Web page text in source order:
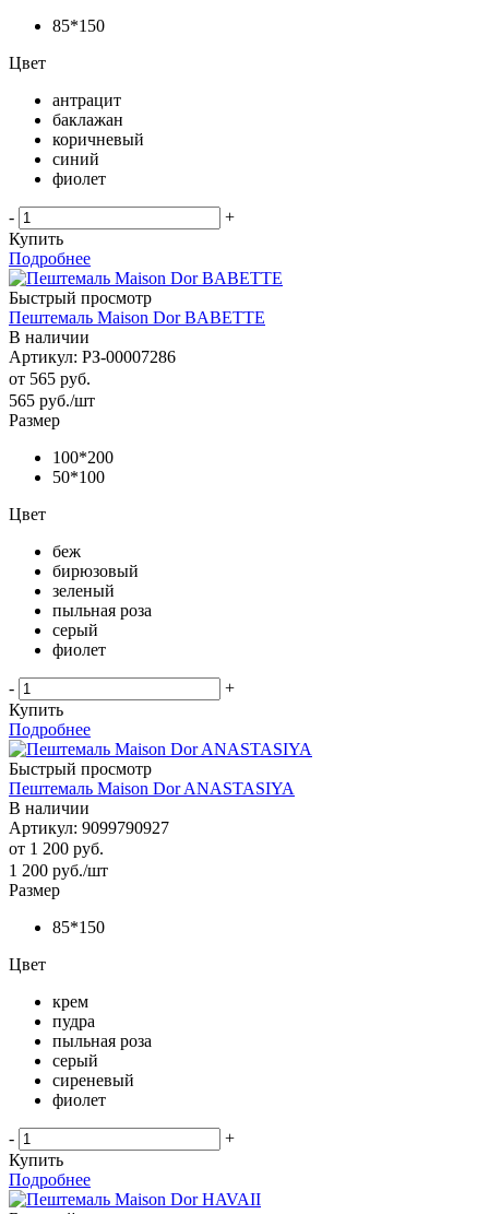
85*150
Цвет
антрацит
баклажан
коричневый
синий
фиолет
-
+
Купить
Подробнее
Быстрый просмотр
Пештемаль Maison Dor BABETTE
В наличии
Артикул: РЗ-00007286
от 565 руб.
565 руб./шт
Размер
100*200
50*100
Цвет
беж
бирюзовый
зеленый
пыльная роза
серый
фиолет
-
+
Купить
Подробнее
Быстрый просмотр
Пештемаль Maison Dor ANASTASIYA
В наличии
Артикул: 9099790927
от 1 200 руб.
1 200 руб./шт
Размер
85*150
Цвет
крем
пудра
пыльная роза
серый
сиреневый
фиолет
-
+
Купить
Подробнее